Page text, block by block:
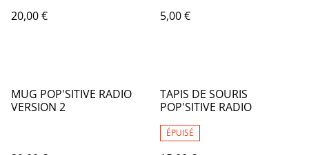
20,00 €
5,00 €
MUG POP'SITIVE RADIO
VERSION 2
TAPIS DE SOURIS
POP'SITIVE RADIO
ÉPUISÉ